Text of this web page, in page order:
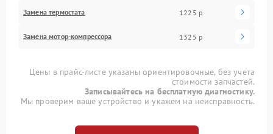
Замена термостата 1225 р
Замена мотор-компрессора 1325 р
Цены в прайс-листе указаны ориентировочные, без учета
стоимости запчастей.
Записывайтесь на бесплатную диагностику.
Мы проверим ваше устройство и укажем на неисправность.